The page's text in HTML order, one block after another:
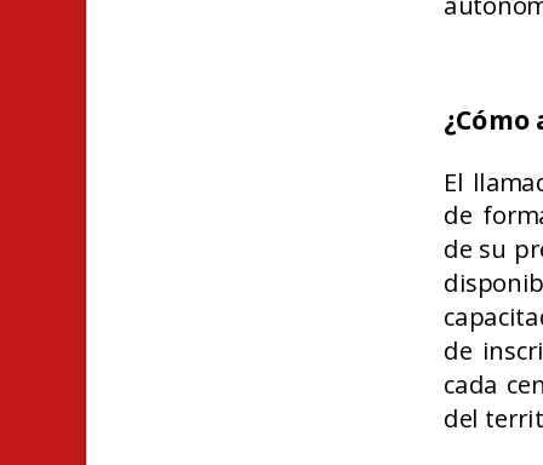
¿Cómo
El
de
de su
de
cada
del